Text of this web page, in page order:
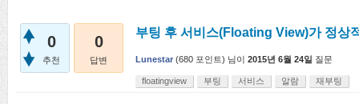
0
추천
0
답변
부팅 후 서비스(Floating View)가 정상
Lunestar (680 포인트) 님이 2015년 6월 24일 질문
floatingview 부팅 서비스 알람 재부팅